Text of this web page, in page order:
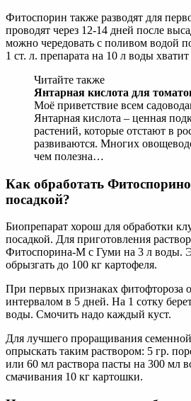
Фитоспорин также разводят для
проводят через 12-14 дней после
можно чередовать с поливом водой
1 ст. л. препарата на 10 л воды
Читайте также
Янтарная кислота для
Моё приветствие всем
Янтарная кислота – ценная
растений, которые отстают в
развиваются. Многих
чем полезна…
Как обработать
посадкой?
Биопрепарат хорош для обработки
посадкой. Для приготовления
Фитоспорина-М с Гуми на 3 л воды.
обрызгать до 100 кг картофеля.
При первых признаках фитофтороза
интервалом в 5 дней. На 1 сотку
воды. Смочить надо каждый куст.
Для лучшего проращивания семенной
опрыскать таким раствором: 5 гр.
или 60 мл раствора пасты на 300 мл
смачивания 10 кг картошки.